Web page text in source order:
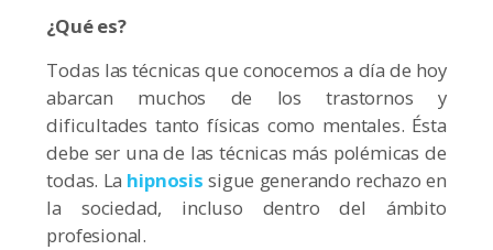
¿Qué es?
Todas las técnicas que conocemos a día de hoy
abarcan muchos de los trastornos y
dificultades tanto físicas como mentales. Ésta
debe ser una de las técnicas más polémicas de
todas. La hipnosis sigue generando rechazo en
la sociedad, incluso dentro del ámbito
profesional.